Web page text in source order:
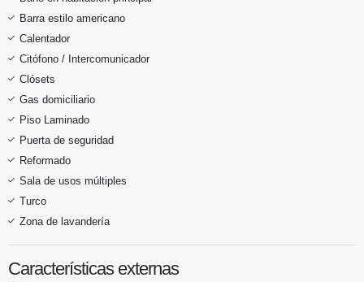
Barra estilo americano
Calentador
Citófono / Intercomunicador
Clósets
Gas domiciliario
Piso Laminado
Puerta de seguridad
Reformado
Sala de usos múltiples
Turco
Zona de lavandería
Características externas